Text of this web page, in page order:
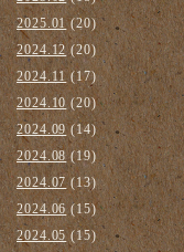
2025.01(20)
2024.12 (20)
2024.11(17)
2024.10 (20)
2024.09(14)
2024.08(19)
2024.07(13)
2024.06 (15)
2024.05(15)